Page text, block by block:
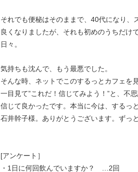
それでも便秘はそのままで、40代になり、
良くなりましたが、それも初めのうちだけ
日々。
気持ちも沈んで、もう最悪でした。
そんな時、ネットでこのするっとカフェを
一目見て”これだ！信じてみよう！”と、不思
信じて良かったです。本当に今は、するっ
石井幹子様。ありがとうございます。ずっ
[アンケート］
・1日に何回飲んでいますか？ …2回